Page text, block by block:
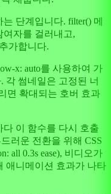
단계입니다. filter() 메
여자를 걸러내고,
가합니다.
x: auto를 사용하여 가
각 썸네일은 고정된 너
면 확대되는 호버 효과
이 함수를 다시 호출
러운 전환을 위해 CSS
all 0.3s ease), 비디오가
애니메이션 효과가 나타